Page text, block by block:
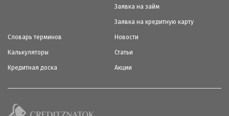
Заявка на займ
Заявка на кредитную карту
Словарь терминов
Калькуляторы
Кредитная доска
Новости
Статьи
Акции